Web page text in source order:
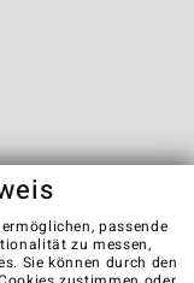
Impressum
passende
zu messen,
Sie können durch den